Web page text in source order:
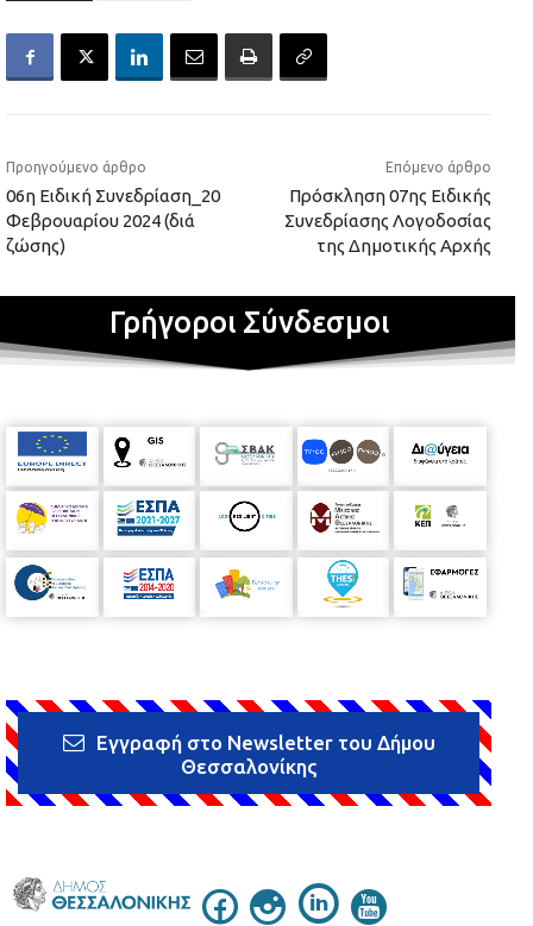
Προηγούμενο άρθρο
06η Ειδική Συνεδρίαση_20
Φεβρουαρίου 2024 (διά
ζώσης)
Επόμενο άρθρο
Πρόσκληση 07ης Ειδικής
Συνεδρίασης Λογοδοσίας
της Δημοτικής Αρχής
Γρήγοροι Σύνδεσμοι
Εγγραφή στο Newsletter του Δήμου
Θεσσαλονίκης